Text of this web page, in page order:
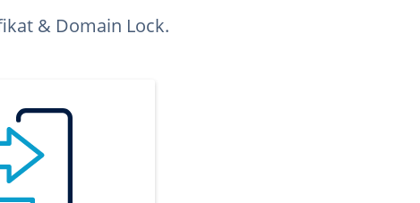
& Domain Lock.